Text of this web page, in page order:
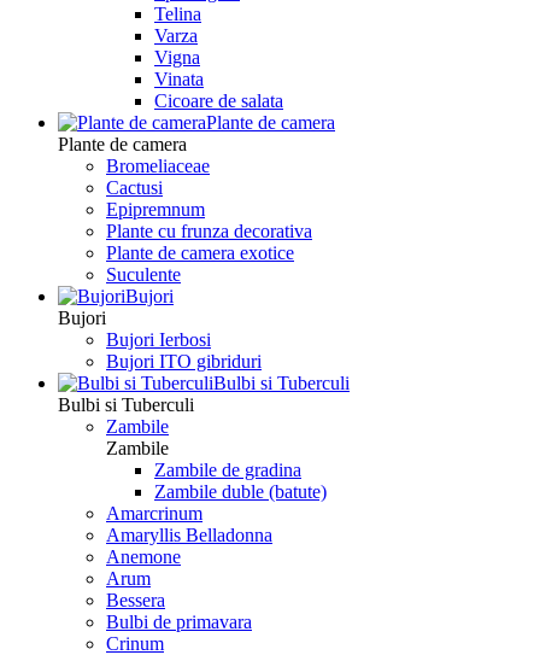
Telina
Varza
Vigna
Vinata
Сicoare de salata
Plante de camera
Plante de camera
Bromeliaceae
Cactusi
Epipremnum
Plante cu frunza decorativa
Plante de camera exotice
Suculente
Bujori
Bujori
Bujori Ierbosi
Bujori ITO gibriduri
Bulbi si Tuberculi
Bulbi si Tuberculi
Zambile
Zambile
Zambile de gradina
Zambile duble (batute)
Amarcrinum
Amaryllis Belladonna
Anemone
Arum
Bessera
Bulbi de primavara
Crinum